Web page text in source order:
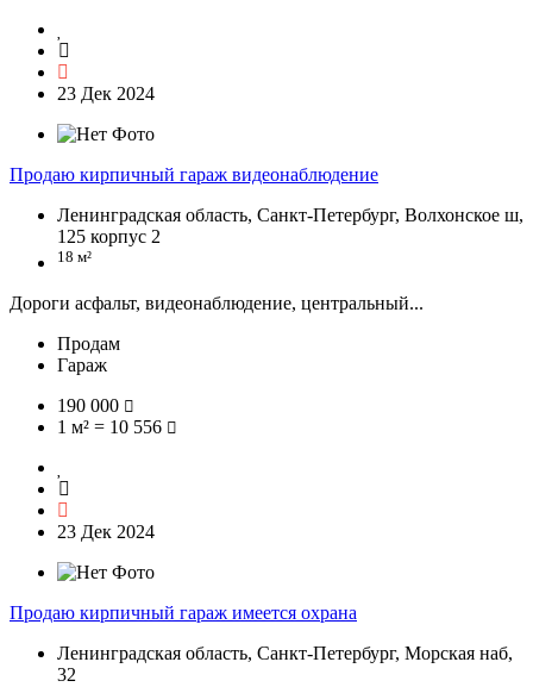
23 Дек 2024
Продаю кирпичный гараж видеонаблюдение
Ленинградская область, Санкт-Петербург, Волхонское ш,
125 корпус 2
18 м²
Дороги асфальт, видеонаблюдение, центральный...
Продам
Гараж
190 000
1 м² = 10 556
23 Дек 2024
Продаю кирпичный гараж имеется охрана
Ленинградская область, Санкт-Петербург, Морская наб,
32